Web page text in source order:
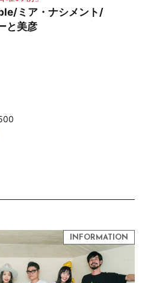
ミア・ナシメント/
と美彦